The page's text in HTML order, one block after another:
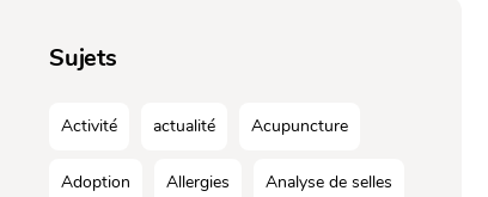
Sujets
Activité actualité Acupuncture
Adoption Allergies Analyse de selles